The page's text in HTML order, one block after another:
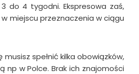
do 4 tygodni. Ekspresowa zaś,
miejscu przeznaczenia w ciągu
musisz spełnić kilka obowiązków,
np w Polce. Brak ich znajomości